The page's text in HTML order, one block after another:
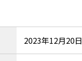
2023年12月20日